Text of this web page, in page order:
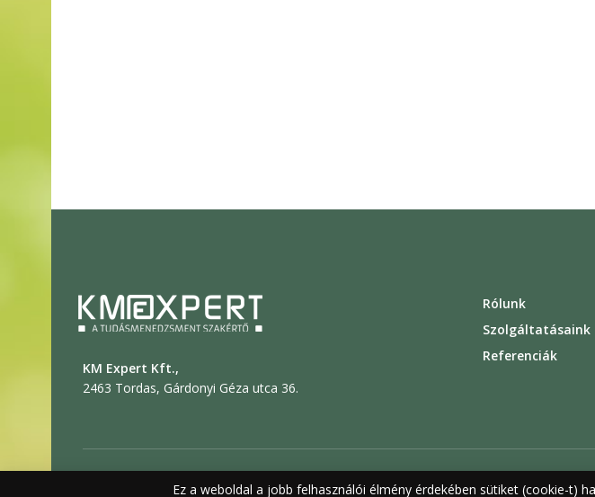
KM Expert Kft.,
2463 Tordas, Gárdonyi Géza utca 36.
Rólunk
Szolgáltatásaink
Referenciák
© 2019 KM EXPERT Általános szerződési feltételek
Ez a weboldal a jobb felhasználói élmény érdekében sütiket (cookie-t)